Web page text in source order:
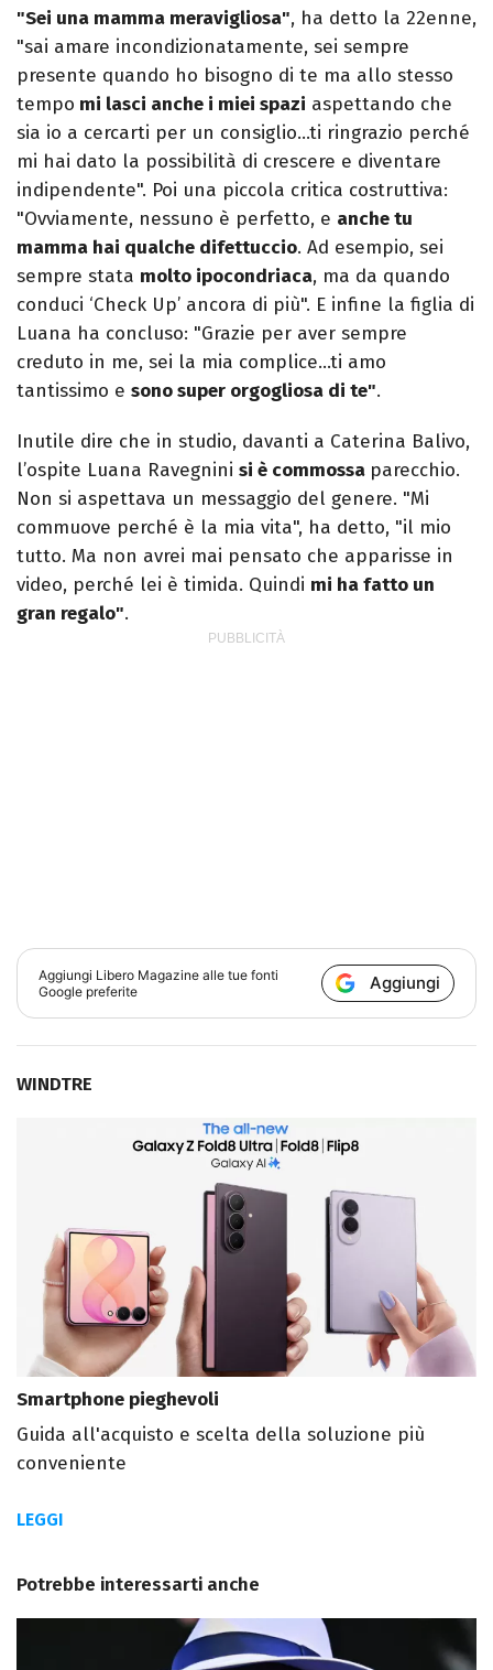
"Sei una mamma meravigliosa", ha detto la 22enne,
"sai amare incondizionatamente, sei sempre
presente quando ho bisogno di te ma allo stesso
tempo mi lasci anche i miei spazi aspettando che
sia io a cercarti per un consiglio…ti ringrazio perché
mi hai dato la possibilità di crescere e diventare
indipendente". Poi una piccola critica costruttiva:
"Ovviamente, nessuno è perfetto, e anche tu
mamma hai qualche difettuccio. Ad esempio, sei
sempre stata molto ipocondriaca, ma da quando
conduci ‘Check Up’ ancora di più". E infine la figlia di
Luana ha concluso: "Grazie per aver sempre
creduto in me, sei la mia complice…ti amo
tantissimo e sono super orgogliosa di te".
Inutile dire che in studio, davanti a Caterina Balivo,
l’ospite Luana Ravegnini si è commossa parecchio.
Non si aspettava un messaggio del genere. "Mi
commuove perché è la mia vita", ha detto, "il mio
tutto. Ma non avrei mai pensato che apparisse in
video, perché lei è timida. Quindi mi ha fatto un
gran regalo".
Aggiungi Libero Magazine alle tue fonti
Google preferite
Aggiungi
WINDTRE
Smartphone pieghevoli
Guida all'acquisto e scelta della soluzione più
conveniente
LEGGI
Potrebbe interessarti anche